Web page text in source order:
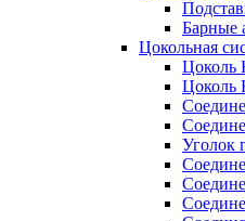
Барные
Цокольная
Цоколь
Цоколь
Уголок